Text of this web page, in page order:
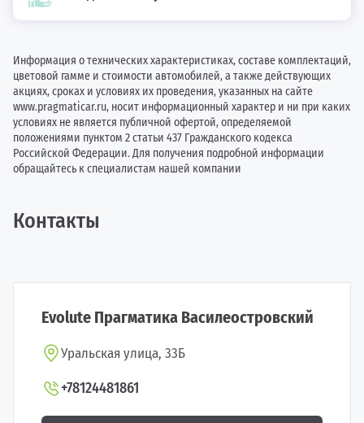
Информация о технических характеристиках, составе комплектаций,
цветовой гамме и стоимости автомобилей, а также действующих
акциях, сроках и условиях их проведения, указанных на сайте
www.pragmaticar.ru, носит информационный характер и ни при каких
условиях не является публичной офертой, определяемой
положениями пунктом 2 статьи 437 Гражданского кодекса
Российской Федерации. Для получения подробной информации
обращайтесь к специалистам нашей компании
Контакты
Evolute Прагматика Василеостровский
Уральская улица, 33Б
+78124481861